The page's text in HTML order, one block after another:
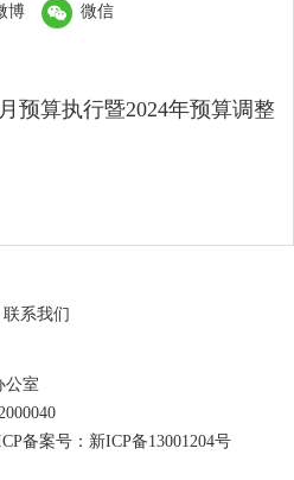
博 微信
预算执行暨2024年预算调整
联系我们
公室
备案号：新ICP备13001204号